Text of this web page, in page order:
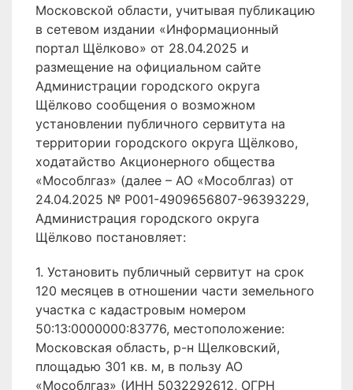
Московской области, учитывая публикацию
в сетевом издании «Информационный
портал Щёлково» от 28.04.2025 и
размещение на официальном сайте
Администрации городского округа
Щёлково сообщения о возможном
установлении публичного сервитута на
территории городского округа Щёлково,
ходатайство Акционерного общества
«Мособлгаз» (далее – АО «Мособлгаз) от
24.04.2025 № P001-4909656807-96393229,
Администрация городского округа
Щёлково постановляет:
1. Установить публичный сервитут на срок
120 месяцев в отношении части земельного
участка с кадастровым номером
50:13:0000000:83776, местоположение:
Московская область, р-н Щелковский,
площадью 301 кв. м, в пользу АО
«Мособлгаз» (ИНН 5032292612, ОГРН